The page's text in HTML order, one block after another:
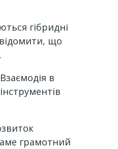
гібридні
що
в
грамотний